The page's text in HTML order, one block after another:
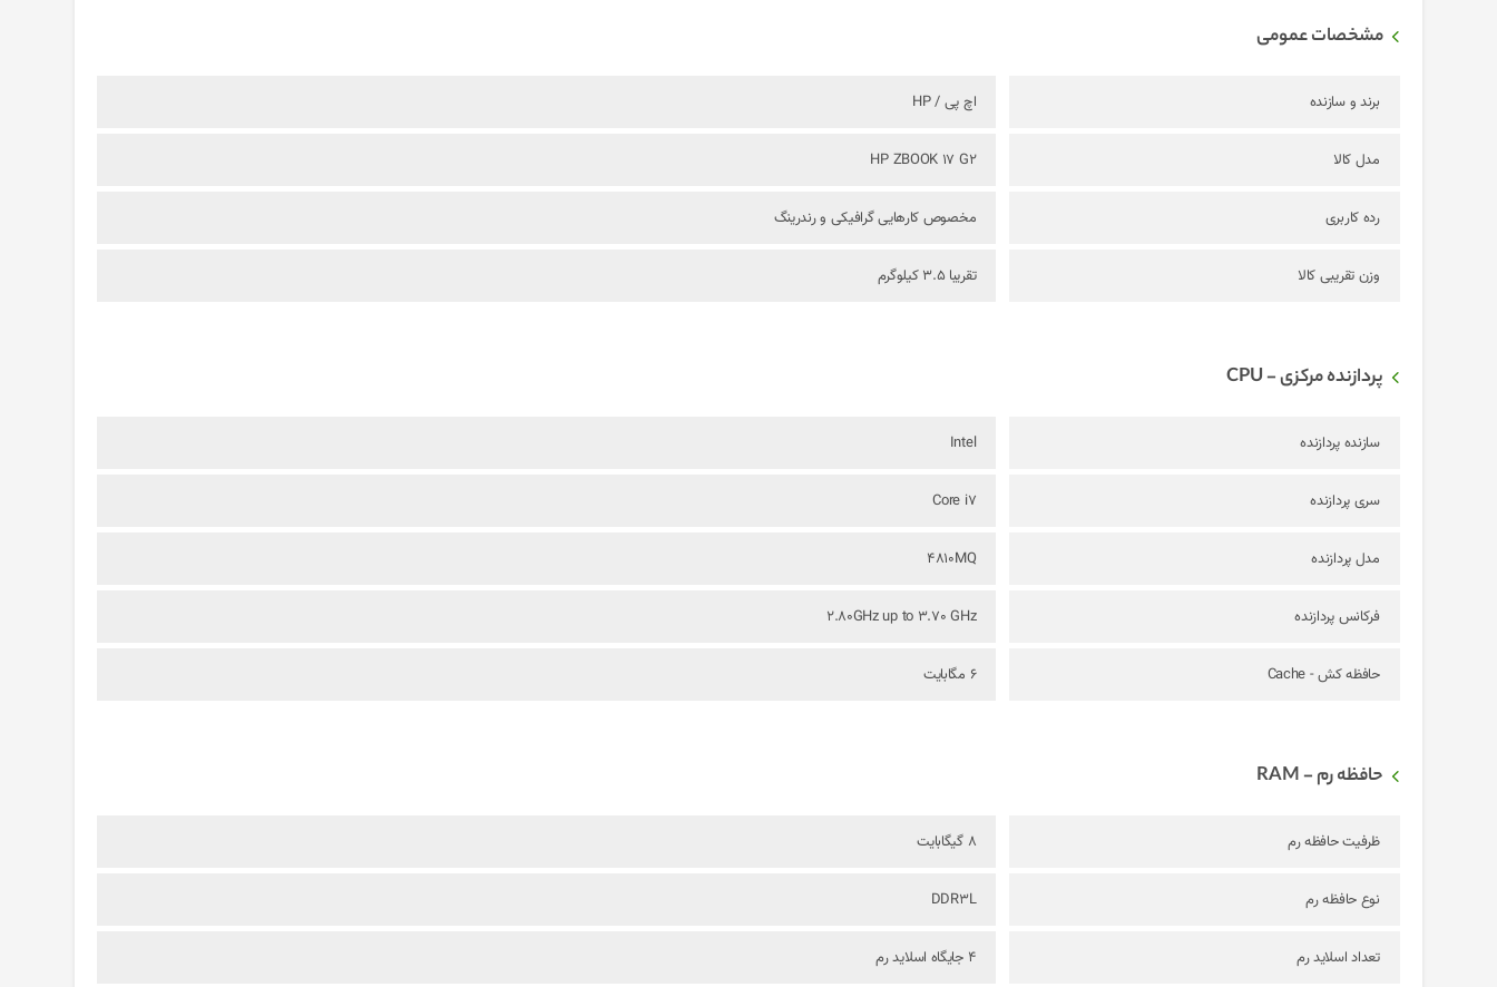
مشخصات عمومی
برند و سازنده اچ پی / HP
مدل کالا HP ZBOOK 17 G2
رده کاربری مخصوص کارهایی گرافیکی و رندرینگ
وزن تقریبی کالا تقریبا 3.5 کیلوگرم
پردازنده مرکزی - CPU
سازنده پردازنده Intel
سری پردازنده Core i7
مدل پردازنده 4810MQ
فرکانس پردازنده 2.80GHz up to 3.70 GHz
حافظه کش - Cache 6 مگابايت
حافظه رم - RAM
ظرفیت حافظه رم 8 گیگابایت
نوع حافظه رم DDR3L
تعداد اسلاید رم 4 جایگاه اسلاید رم